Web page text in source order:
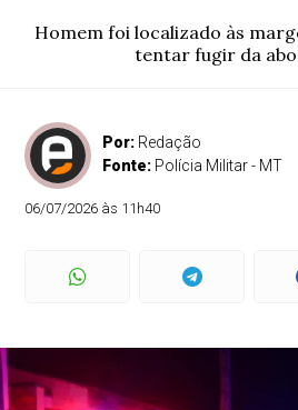
Homem foi localizado às
tentar fugir da
Por: Redação
Fonte: Polícia Militar - MT
06/07/2026 às 11h40